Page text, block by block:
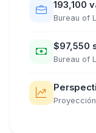
193,100
Bureau of
$97,550
Bureau of